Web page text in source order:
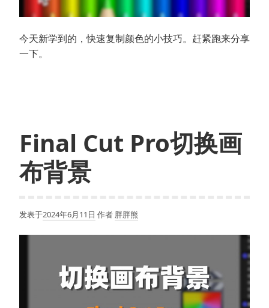
今天新学到的，快速复制颜色的小技巧。赶紧跑来分享
一下。
Final Cut Pro切换画
布背景
发表于2024年6月11日 作者 胖胖熊